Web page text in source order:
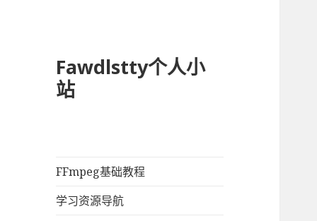
Fawdlstty个人小
站
FFmpeg基础教程
学习资源导航